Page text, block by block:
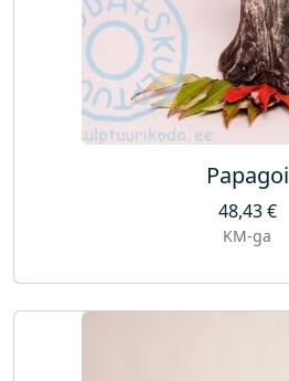
Papagoi
48,43€
KM-ga